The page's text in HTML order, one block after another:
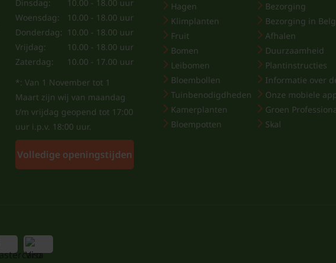
Dinsdag:
10.00 - 18.00 uur
Woensdag:
10.00 - 18.00 uur
Donderdag: 10.00 - 18.00 uur
Vrijdag:
10.00 - 18.00 uur
Zaterdag:
10.00 - 17.00 uur
*: Van 1 November tot 1
Maart zijn wij van maandag
t/m vrijdag geopend tot 17:00
uur i.p.v. 18:00 uur.
Volledige openingstijden
Hagen
Klimplanten
Fruit
Bomen
Leibomen
Bloembollen
Tuinbenodigdheden
Kamerplanten
Bloempotten
Bezorging
Bezorging in
Afhalen
Duurzaamheid
Plantinstructies
Informatie over
Onze mobiele
Groen
Skal